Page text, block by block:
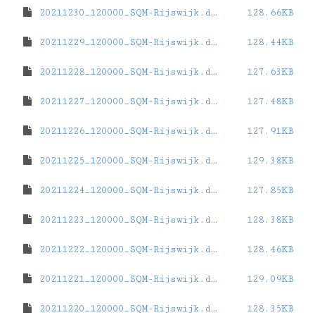
20211230_120000_SQM-Rijswijk.dat 128.66KB
20211229_120000_SQM-Rijswijk.dat 128.44KB
20211228_120000_SQM-Rijswijk.dat 127.63KB
20211227_120000_SQM-Rijswijk.dat 127.48KB
20211226_120000_SQM-Rijswijk.dat 127.91KB
20211225_120000_SQM-Rijswijk.dat 129.38KB
20211224_120000_SQM-Rijswijk.dat 127.85KB
20211223_120000_SQM-Rijswijk.dat 128.38KB
20211222_120000_SQM-Rijswijk.dat 128.46KB
20211221_120000_SQM-Rijswijk.dat 129.09KB
20211220_120000_SQM-Rijswijk.dat 128.35KB